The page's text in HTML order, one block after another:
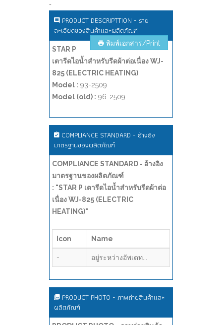
-
PRODUCT DESCRIPTTION - ราย
ละเอียดของสินค้าและผลิตภัณฑ์
พิมพ์เอกสาร/Print
STAR P
เตารีดไอน้ำสำหรับรีดผ้าต่อเนื่อง WJ-
825 (ELECTRIC HEATING)
Model : 93-2509
Model (old) : 96-2509
COMPLIANCE STANDARD - อ้างอิง
มาตรฐานของผลิตภัณฑ์
COMPLIANCE STANDARD - อ้างอิง
มาตรฐานของผลิตภัณฑ์
: "STAR P เตารีดไอน้ำสำหรับรีดผ้าต่อ
เนื่อง WJ-825 (ELECTRIC
HEATING)"
Icon Name
- อยู่ระหว่างอัพเดท...
PRODUCT PHOTO - ภาพถ่ายสินค้าและ
ผลิตภัณฑ์